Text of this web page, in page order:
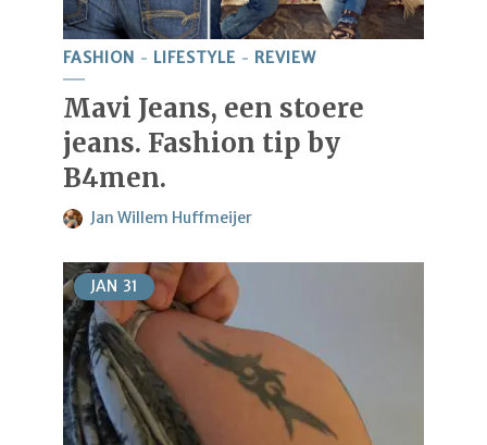
FASHION LIFESTYLE REVIEW
Mavi Jeans, een stoere
jeans. Fashion tip by
B4men.
Jan Willem Huffmeijer
JAN 31